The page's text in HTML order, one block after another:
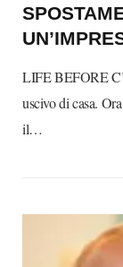
LIFE BEFORE
uscivo di casa.
il…